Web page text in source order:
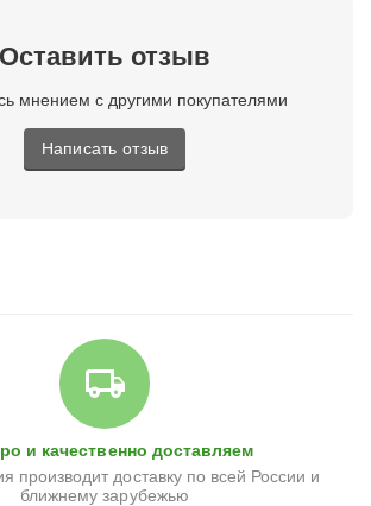
Оставить отзыв
мнением с другими покупателями
Написать отзыв
и качественно доставляем
производит доставку по всей России и
ближнему зарубежью